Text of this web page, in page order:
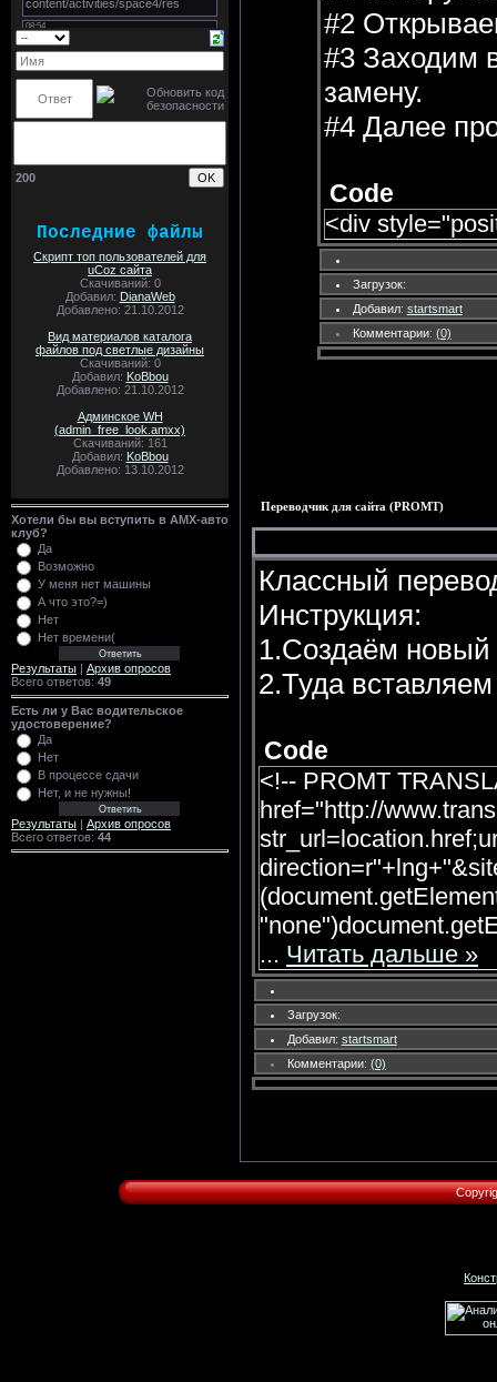
200
Последние файлы
Скрипт топ пользователей для
uCoz сайта
Скачиваний: 0
Добавил: DianaWeb
Добавлено: 21.10.2012
Вид материалов каталога
файлов под светлые дизайны
Скачиваний: 0
Добавил: KoBbou
Добавлено: 21.10.2012
Админское WH
(admin_free_look.amxx)
Скачиваний: 161
Добавил: KoBbou
Добавлено: 13.10.2012
Хотели бы вы вступить в AMX-авто
клуб?
Да
Возможно
У меня нет машины
А что это?=)
Нет
Нет времени(
Результаты
Архив опросов
Всего ответов: 49
Есть ли у Вас водительское
удостоверение?
Да
Нет
В процессе сдачи
Нет, и не нужны!
Результаты | Архив опросов
Всего ответов: 44
#2
#3 Заходим
замену.
#4 Далее
Code
<div
Загрузок:
Добавил: startsmart
Комментарии: (0)
Переводчик для сайта (PROMT)
Классный
Инструкция:
1.Создаём новый
2.Туда вставляем
Code
<!-- PROMT
href="http://
... Читать дальше »
Загрузок:
Добавил: startsmart
Комментарии: (0)